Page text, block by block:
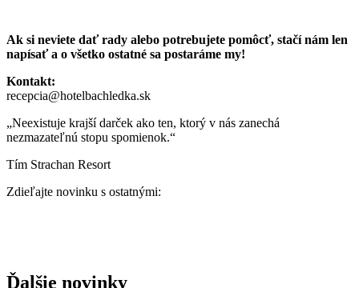
Ak si neviete dať rady alebo potrebujete pomôcť, stačí nám len
napísať a o všetko ostatné sa postaráme my!
Kontakt:
recepcia@hotelbachledka.sk
„Neexistuje krajší darček ako ten, ktorý v nás zanechá
nezmazateľnú stopu spomienok.“
Tím Strachan Resort
Zdieľajte novinku s ostatnými:
Ďalšie novinky